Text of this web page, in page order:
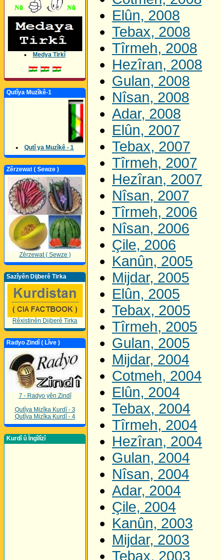
Medya Tirkî
Qutîya Muzîkê-1
Qutî ya Muzîkê - 1
Zêrzewat ( Sewze )
Zêrzewat ( Sewze )
Sazîyên Dijberê Tirka
Rêxistinên Dijberê Tirka
Radyo Zindî ( Lîve )
7 - Radyo yên Zindî
Qutîya Mizîka Kurdî - 3
Qutîya Mizîka Kurdî - 4
Kurdî û Îngîlîzî
Elûn, 2008
Tebax, 2008
Tîrmeh, 2008
Hezîran, 2008
Gulan, 2008
Nîsan, 2008
Adar, 2008
Elûn, 2007
Tebax, 2007
Tîrmeh, 2007
Hezîran, 2007
Nîsan, 2007
Tîrmeh, 2006
Nîsan, 2006
Çile, 2006
Kanûn, 2005
Mijdar, 2005
Elûn, 2005
Tebax, 2005
Tîrmeh, 2005
Gulan, 2005
Mijdar, 2004
Cotmeh, 2004
Elûn, 2004
Tebax, 2004
Tîrmeh, 2004
Hezîran, 2004
Gulan, 2004
Nîsan, 2004
Adar, 2004
Çile, 2004
Kanûn, 2003
Mijdar, 2003
Tebax, 2003